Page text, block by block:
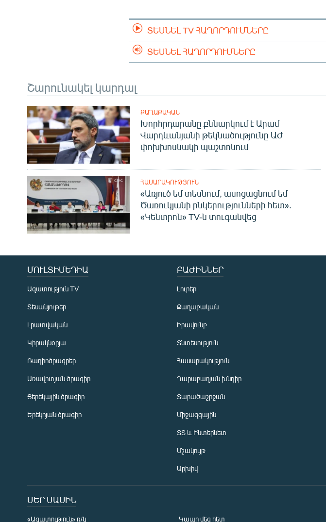
ՏԵՍՆԵԼ TV ՀԱՂՈՐԴՈՒՄՆԵՐԸ
ՏԵՍՆԵԼ ՀԱՂՈՐԴՈՒՄՆԵՐԸ
Շարունակել կարդալ
ՔԱՂԱՔԱԿԱՆ
Խորհրդարանը քննարկում է Արամ
Վարդևանյանի թեկնածությունը ԱԺ
փոխխոսնակի պաշտոնում
ՀԱՍԱՐԱԿՈՒԹՅՈՒՆ
«Առյուծ եմ տեսնում, ասոցացնում եմ
Ծառուկյանի ընկերությունների հետ».
«Կենտրոն» TV-ն տուգանվեց
ՄՈՒԼՏԻՄԵԴԻԱ
Ազատություն TV
Տեսանյութեր
Լրատվական
Կիրակնօրյա
Ռադիոծրագրեր
Առավոտյան ծրագիր
Ցերեկային ծրագիր
Երեկոյան ծրագիր
ԲԱԺԻՆՆԵՐ
Լուրեր
Քաղաքական
Իրավունք
Տնտեսություն
Հասարակություն
Ղարաբաղյան խնդիր
Տարածաշրջան
Միջազգային
ՏՏ և Ինտերնետ
Մշակույթ
Արխիվ
ՄԵՐ ՄԱՍԻՆ
«Ազատություն» ռ/կ Կապը մեզ հետ